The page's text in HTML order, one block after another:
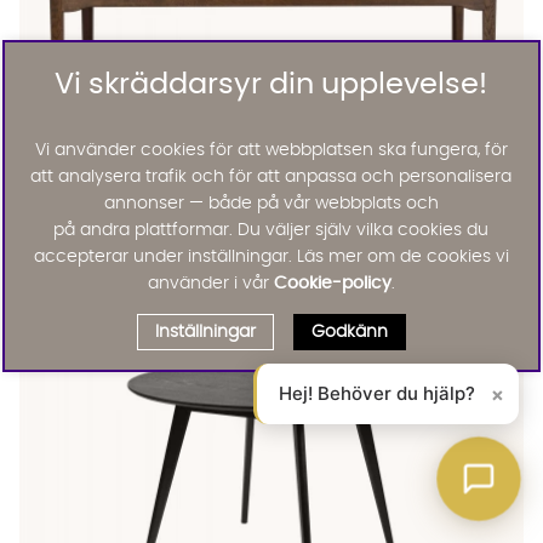
MARKHAM Matbord 180 Brun Ek Finns även i dessa färger:
MARKHAM Matbord 180 Brun Ek
Rowico Home
MARKHAM Matbord 180 Brun Ek
Vi skräddarsyr din upplevelse!
Vi använder cookies för att webbplatsen ska fungera, för
att analysera trafik och för att anpassa och personalisera
annonser — både på vår webbplats och
på andra plattformar. Du väljer själv vilka cookies du
accepterar under inställningar. Läs mer om de cookies vi
använder i vår Cookie-policy.
Inställningar Godkänn
Hej! Behöver du hjälp? ×